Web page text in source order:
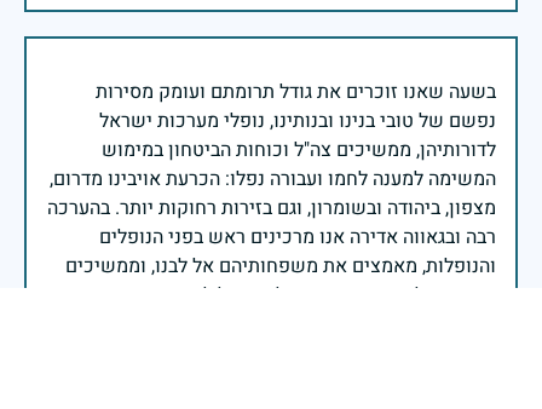
בשעה שאנו זוכרים את גודל תרומתם ועומק מסירות
נפשם של טובי בנינו ובנותינו, נופלי מערכות ישראל
לדורותיהן, ממשיכים צה"ל וכוחות הביטחון במימוש
המשימה למענה לחמו ועבורה נפלו: הכרעת אויבינו מדרום,
מצפון, ביהודה ובשומרון, וגם בזירות רחוקות יותר. בהערכה
רבה ובגאווה אדירה אנו מרכינים ראש בפני הנופלים
והנופלות, מאמצים את משפחותיהם אל לבנו, וממשיכים
במשימה להבטחת קיומה של ישראל לדורי דורות. יחד